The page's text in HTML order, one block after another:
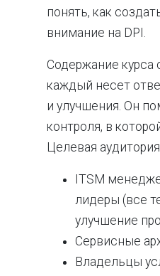
понять, как
внимание на DPI.
Содержание курса
каждый несет
и улучшения. Он
контроля, в
Целевая
ITSM
лидеры (все
улучшение
Сервисные
Владельцы